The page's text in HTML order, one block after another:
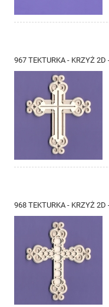
967 TEKTURKA - KRZYŻ 2D
968 TEKTURKA - KRZYŻ 2D